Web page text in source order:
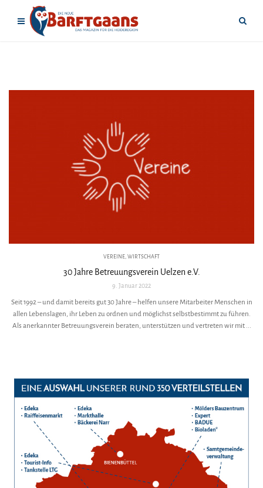
VEREINE, WIRTSCHAFT
30 Jahre Betreuungsverein Uelzen e.V.
9. Januar 2022
Seit 1992 – und damit bereits gut 30 Jahre – helfen unsere Mitarbeiter Menschen in
allen Lebenslagen, ihr Leben zu ordnen und möglichst selbstbestimmt zu führen.
Als anerkannter Betreuungsverein beraten, unterstützen und vertreten wir mit ...